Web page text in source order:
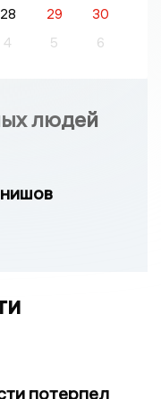
28 29
30
4 5 6
людей
потерпел